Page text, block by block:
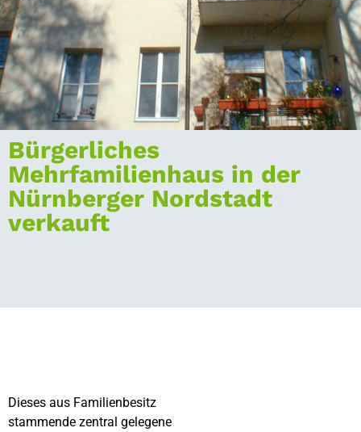
Bürgerliches
Mehrfamilienhaus in der
Nürnberger Nordstadt
verkauft
Dieses aus Familienbesitz
stammende zentral gelegene